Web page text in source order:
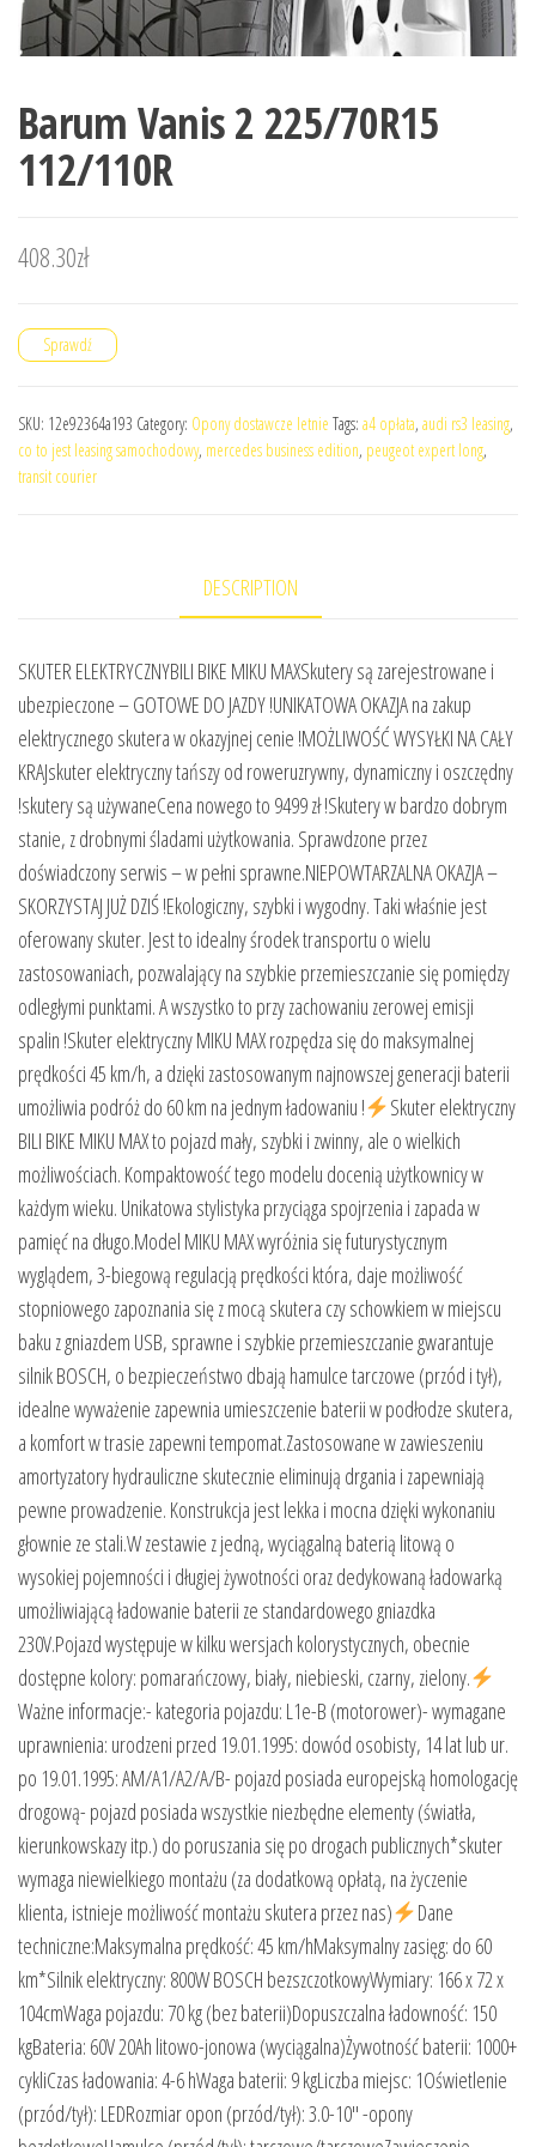
Barum Vanis 2 225/70R15
112/110R
408.30zł
Sprawdź
SKU: 12e92364a193 Category: Opony dostawcze letnie Tags: a4 opłata, audi rs3 leasing,
co to jest leasing samochodowy, mercedes business edition, peugeot expert long,
transit courier
DESCRIPTION
SKUTER ELEKTRYCZNYBILI BIKE MIKU MAXSkutery są zarejestrowane i
ubezpieczone – GOTOWE DO JAZDY !UNIKATOWA OKAZJA na zakup
elektrycznego skutera w okazyjnej cenie !MOŻLIWOŚĆ WYSYŁKI NA CAŁY
KRAJskuter elektryczny tańszy od roweruzrywny, dynamiczny i oszczędny
!skutery są używaneCena nowego to 9499 zł !Skutery w bardzo dobrym
stanie, z drobnymi śladami użytkowania. Sprawdzone przez
doświadczony serwis – w pełni sprawne.NIEPOWTARZALNA OKAZJA –
SKORZYSTAJ JUŻ DZIŚ !Ekologiczny, szybki i wygodny. Taki właśnie jest
oferowany skuter. Jest to idealny środek transportu o wielu
zastosowaniach, pozwalający na szybkie przemieszczanie się pomiędzy
odległymi punktami. A wszystko to przy zachowaniu zerowej emisji
spalin !Skuter elektryczny MIKU MAX rozpędza się do maksymalnej
prędkości 45 km/h, a dzięki zastosowanym najnowszej generacji baterii
umożliwia podróż do 60 km na jednym ładowaniu !
Skuter elektryczny
BILI BIKE MIKU MAX to pojazd mały, szybki i zwinny, ale o wielkich
możliwościach. Kompaktowość tego modelu docenią użytkownicy w
każdym wieku. Unikatowa stylistyka przyciąga spojrzenia i zapada w
pamięć na długo.Model MIKU MAX wyróżnia się futurystycznym
wyglądem, 3-biegową regulacją prędkości która, daje możliwość
stopniowego zapoznania się z mocą skutera czy schowkiem w miejscu
baku z gniazdem USB, sprawne i szybkie przemieszczanie gwarantuje
silnik BOSCH, o bezpieczeństwo dbają hamulce tarczowe (przód i tył),
idealne wyważenie zapewnia umieszczenie baterii w podłodze skutera,
a komfort w trasie zapewni tempomat.Zastosowane w zawieszeniu
amortyzatory hydrauliczne skutecznie eliminują drgania i zapewniają
pewne prowadzenie. Konstrukcja jest lekka i mocna dzięki wykonaniu
głownie ze stali.W zestawie z jedną, wyciągalną baterią litową o
wysokiej pojemności i długiej żywotności oraz dedykowaną ładowarką
umożliwiającą ładowanie baterii ze standardowego gniazdka
230V.Pojazd występuje w kilku wersjach kolorystycznych, obecnie
dostępne kolory: pomarańczowy, biały, niebieski, czarny, zielony.
Ważne informacje:- kategoria pojazdu: L1e-B (motorower)- wymagane
uprawnienia: urodzeni przed 19.01.1995: dowód osobisty, 14 lat lub ur.
po 19.01.1995: AM/A1/A2/A/B- pojazd posiada europejską homologację
drogową- pojazd posiada wszystkie niezbędne elementy (światła,
kierunkowskazy itp.) do poruszania się po drogach publicznych*skuter
wymaga niewielkiego montażu (za dodatkową opłatą, na życzenie
klienta, istnieje możliwość montażu skutera przez nas)
Dane
techniczne:Maksymalna prędkość: 45 km/hMaksymalny zasięg: do 60
km*Silnik elektryczny: 800W BOSCH bezszczotkowyWymiary: 166 x 72 x
104cmWaga pojazdu: 70 kg (bez baterii)Dopuszczalna ładowność: 150
kgBateria: 60V 20Ah litowo-jonowa (wyciągalna)Żywotność baterii: 1000+
cykliCzas ładowania: 4-6 hWaga baterii: 9 kgLiczba miejsc: 1Oświetlenie
(przód/tył): LEDRozmiar opon (przód/tył): 3.0-10″ -opony